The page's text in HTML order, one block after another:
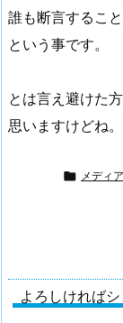
誰も断言するこ
という事です。
とは言え避けた
思いますけどね。
 メディ
よろしければ